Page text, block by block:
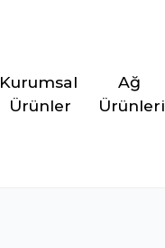
Kurumsal
Ürünler
Ağ
Ürünleri